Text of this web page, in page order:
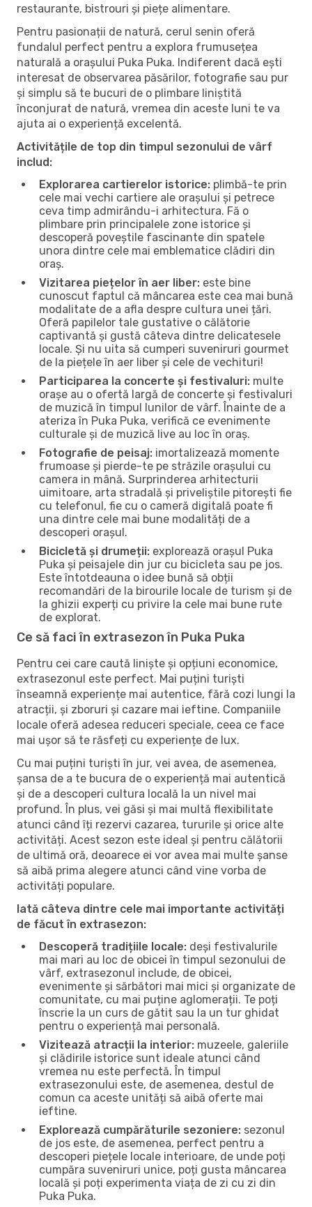
restaurante, bistrouri și piețe alimentare.
Pentru pasionații de natură, cerul senin oferă
fundalul perfect pentru a explora frumusețea
naturală a orașului Puka Puka. Indiferent dacă ești
interesat de observarea păsărilor, fotografie sau pur
și simplu să te bucuri de o plimbare liniștită
înconjurat de natură, vremea din aceste luni te va
ajuta ai o experiență excelentă.
Activitățile de top din timpul sezonului de vârf
includ:
Explorarea cartierelor istorice: plimbă-te prin
cele mai vechi cartiere ale orașului și petrece
ceva timp admirându-i arhitectura. Fă o
plimbare prin principalele zone istorice și
descoperă poveștile fascinante din spatele
unora dintre cele mai emblematice clădiri din
oraș.
Vizitarea piețelor în aer liber: este bine
cunoscut faptul că mâncarea este cea mai bună
modalitate de a afla despre cultura unei țări.
Oferă papilelor tale gustative o călătorie
captivantă și gustă câteva dintre delicatesele
locale. Și nu uita să cumperi suveniruri gourmet
de la piețele în aer liber și cele de vechituri!
Participarea la concerte și festivaluri: multe
orașe au o ofertă largă de concerte și festivaluri
de muzică în timpul lunilor de vârf. Înainte de a
ateriza în Puka Puka, verifică ce evenimente
culturale și de muzică live au loc în oraș.
Fotografie de peisaj: imortalizează momente
frumoase și pierde-te pe străzile orașului cu
camera in mână. Surprinderea arhitecturii
uimitoare, arta stradală și priveliștile pitorești fie
cu telefonul, fie cu o cameră digitală poate fi
una dintre cele mai bune modalități de a
descoperi orașul.
Bicicletă și drumeții: explorează orașul Puka
Puka și peisajele din jur cu bicicleta sau pe jos.
Este întotdeauna o idee bună să obții
recomandări de la birourile locale de turism și de
la ghizii experți cu privire la cele mai bune rute
de explorat.
Ce să faci în extrasezon în Puka Puka
Pentru cei care caută liniște și opțiuni economice,
extrasezonul este perfect. Mai puțini turiști
înseamnă experiențe mai autentice, fără cozi lungi la
atracții, și zboruri și cazare mai ieftine. Companiile
locale oferă adesea reduceri speciale, ceea ce face
mai ușor să te răsfeți cu experiențe de lux.
Cu mai puțini turiști în jur, vei avea, de asemenea,
șansa de a te bucura de o experiență mai autentică
și de a descoperi cultura locală la un nivel mai
profund. În plus, vei găsi și mai multă flexibilitate
atunci când îți rezervi cazarea, tururile și orice alte
activități. Acest sezon este ideal și pentru călătorii
de ultimă oră, deoarece ei vor avea mai multe șanse
să aibă prima alegere atunci când vine vorba de
activități populare.
Iată câteva dintre cele mai importante activități
de făcut în extrasezon:
Descoperă tradițiile locale: deși festivalurile
mai mari au loc de obicei în timpul sezonului de
vârf, extrasezonul include, de obicei,
evenimente și sărbători mai mici și organizate de
comunitate, cu mai puține aglomerații. Te poți
înscrie la un curs de gătit sau la un tur ghidat
pentru o experiență mai personală.
Vizitează atracții la interior: muzeele, galeriile
și clădirile istorice sunt ideale atunci când
vremea nu este perfectă. În timpul
extrasezonului este, de asemenea, destul de
comun ca aceste unități să aibă oferte mai
ieftine.
Explorează cumpărăturile sezoniere: sezonul
de jos este, de asemenea, perfect pentru a
descoperi piețele locale interioare, de unde poți
cumpăra suveniruri unice, poți gusta mâncarea
locală și poți experimenta viața de zi cu zi din
Puka Puka.